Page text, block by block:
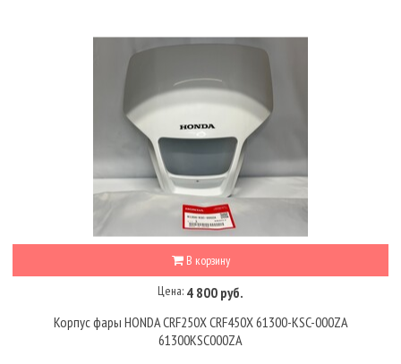
В корзину
Цена: 4 800 руб.
Корпус фары HONDA CRF250X CRF450X 61300-KSC-000ZA
61300KSC000ZA